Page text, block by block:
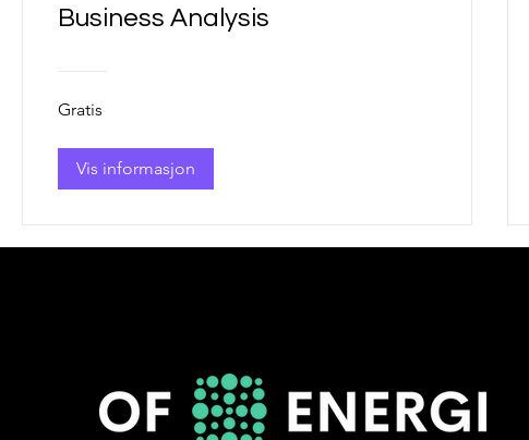
Business Analysis
Gratis
Vis informasjon